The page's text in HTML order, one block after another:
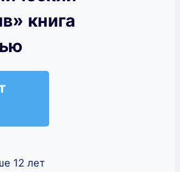
книга
12 лет